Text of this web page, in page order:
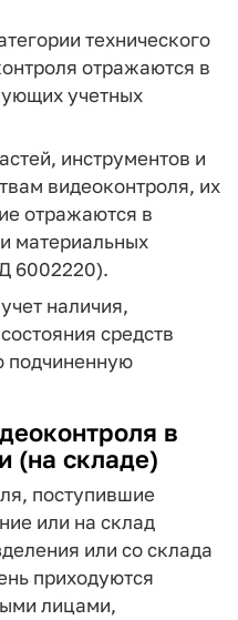
технического
отражаются в
учетных
инструментов и
видеоконтроля, их
отражаются в
материальных
6002220).
наличия,
средств
подчиненную
в
(на складе)
поступившие
или на склад
или со склада
приходуются
лицами,